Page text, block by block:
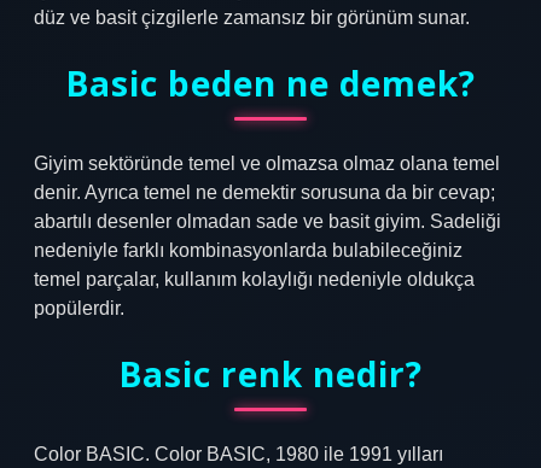
düz ve basit çizgilerle zamansız bir görünüm sunar.
Basic beden ne demek?
Giyim sektöründe temel ve olmazsa olmaz olana temel
denir. Ayrıca temel ne demektir sorusuna da bir cevap;
abartılı desenler olmadan sade ve basit giyim. Sadeliği
nedeniyle farklı kombinasyonlarda bulabileceğiniz
temel parçalar, kullanım kolaylığı nedeniyle oldukça
popülerdir.
Basic renk nedir?
Color BASIC. Color BASIC, 1980 ile 1991 yılları